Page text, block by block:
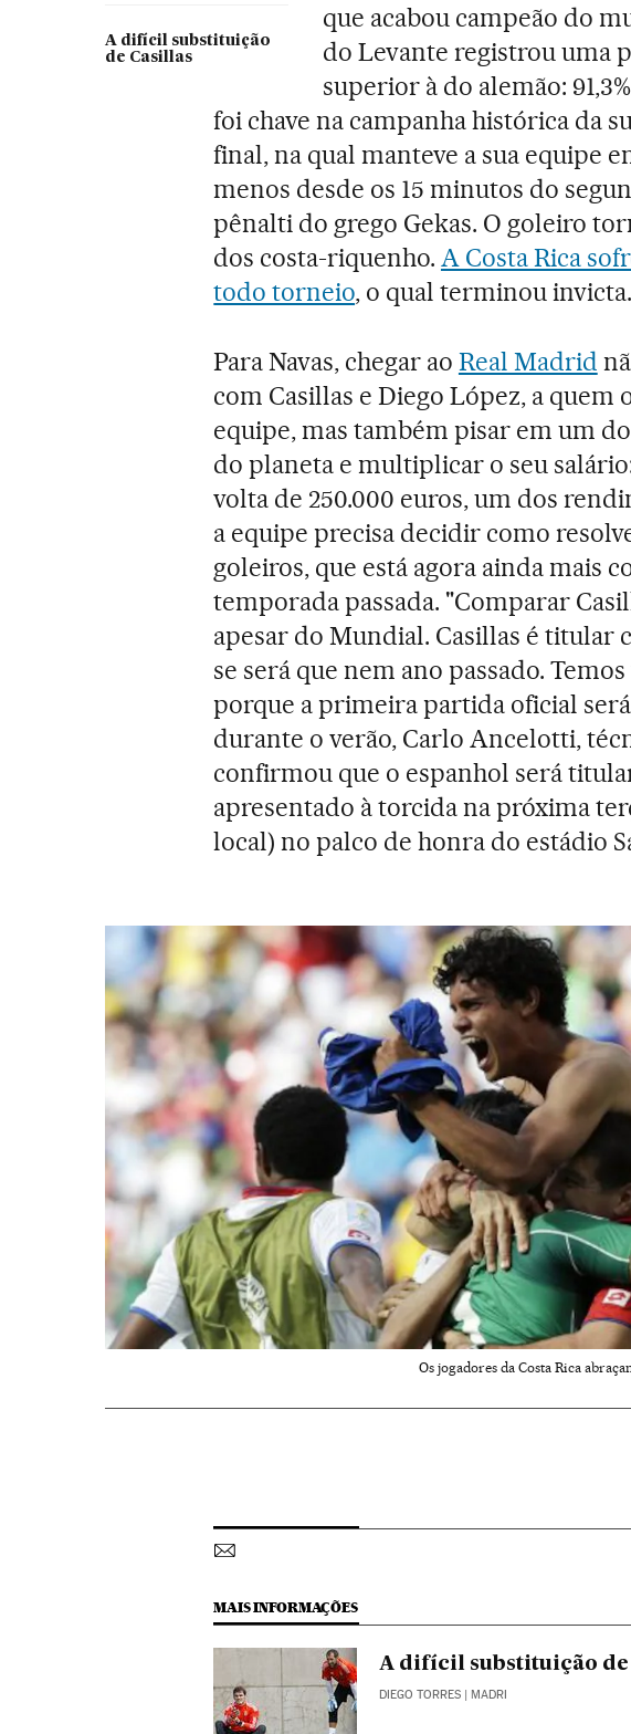
A difícil substituição
de Casillas
que acabou campeão do
do Levante registrou uma
superior à do alemão:
foi chave na campanha histórica da
final, na qual manteve a sua equipe
menos desde os 15 minutos do
pênalti do grego Gekas. O goleiro
dos costa-riquenho. A Costa Rica
todo torneio, o qual terminou invicta.
Para Navas, chegar ao Real Madrid
com Casillas e Diego López, a quem
equipe, mas também pisar em um
do planeta e multiplicar o seu
volta de 250.000 euros, um dos
a equipe precisa decidir como
goleiros, que está agora ainda mais
temporada passada. "Comparar
apesar do Mundial. Casillas é titular
se será que nem ano passado.
porque a primeira partida oficial
durante o verão, Carlo Ancelotti,
confirmou que o espanhol será
apresentado à torcida na próxima
local) no palco de honra do estádio
Os jogadores da Costa Rica
MAIS INFORMAÇÕES
A difícil substituição de
DIEGO TORRES | MADRI